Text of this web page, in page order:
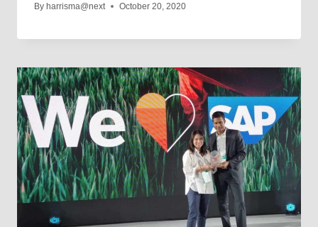
By harrisma@next October 20, 2020